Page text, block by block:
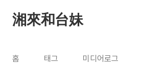
湘來和台妹
홈 태그 미디어로그